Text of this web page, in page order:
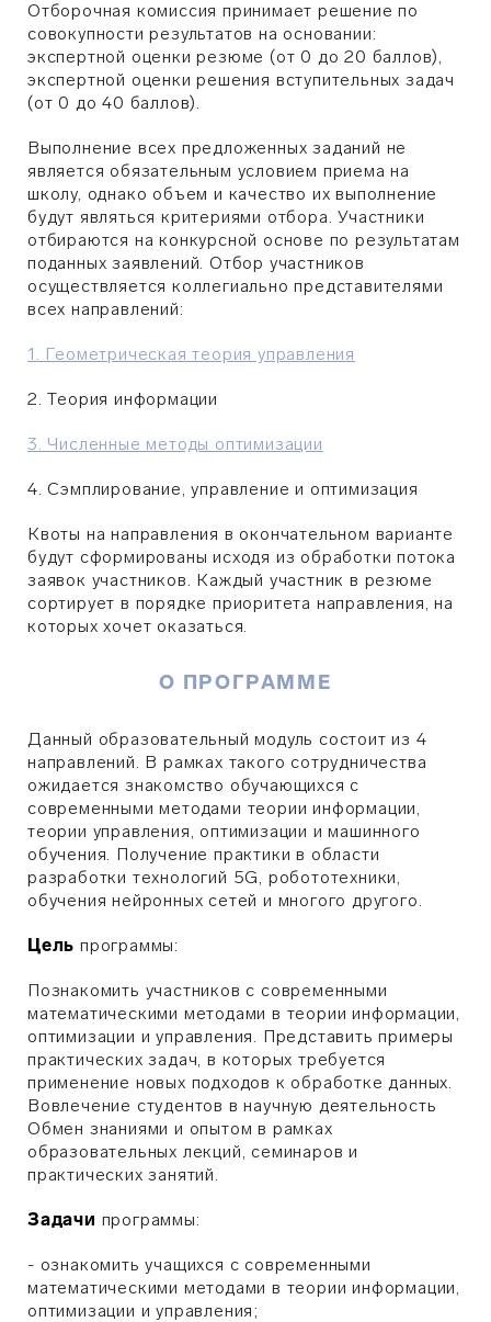
Отборочная комиссия принимает решение по
совокупности результатов на основании:
экспертной оценки резюме (от 0 до 20 баллов),
экспертной оценки решения вступительных задач
(от 0 до 40 баллов).
Выполнение всех предложенных заданий не
является обязательным условием приема на
школу, однако объем и качество их выполнение
будут являться критериями отбора. Участники
отбираются на конкурсной основе по результатам
поданных заявлений. Отбор участников
осуществляется коллегиально представителями
всех направлений:
1. Геометрическая теория управления
2. Теория информации
3. Численные методы оптимизации
4. Сэмплирование, управление и оптимизация
Квоты на направления в окончательном варианте
будут сформированы исходя из обработки потока
заявок участников. Каждый участник в резюме
сортирует в порядке приоритета направления, на
которых хочет оказаться.
О ПРОГРАММЕ
Данный образовательный модуль состоит из 4
направлений. В рамках такого сотрудничества
ожидается знакомство обучающихся с
современными методами теории информации,
теории управления, оптимизации и машинного
обучения. Получение практики в области
разработки технологий 5G, робототехники,
обучения нейронных сетей и многого другого.
Цель программы:
Познакомить участников с современными
математическими методами в теории информации,
оптимизации и управления. Представить примеры
практических задач, в которых требуется
применение новых подходов к обработке данных.
Вовлечение студентов в научную деятельность
Обмен знаниями и опытом в рамках
образовательных лекций, семинаров и
практических занятий.
Задачи программы:
- ознакомить учащихся с современными
математическими методами в теории информации,
оптимизации и управления;